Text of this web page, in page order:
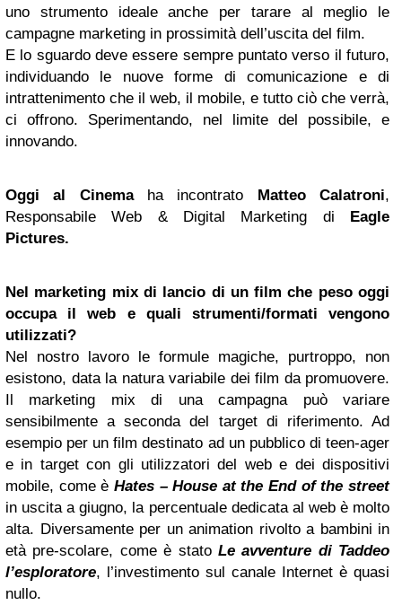
uno strumento ideale anche per tarare al meglio le
campagne marketing in prossimità dell’uscita del film.
E lo sguardo deve essere sempre puntato verso il futuro,
individuando le nuove forme di comunicazione e di
intrattenimento che il web, il mobile, e tutto ciò che verrà,
ci offrono. Sperimentando, nel limite del possibile, e
innovando.
Oggi al Cinemaha incontrato Matteo Calatroni,
Responsabile Web & Digital Marketing di Eagle
Pictures.
Nel marketing mix di lancio di un film che peso oggi
occupa il web e quali strumenti/formati vengono
utilizzati?
Nel nostro lavoro le formule magiche, purtroppo, non
esistono, data la natura variabile dei film da promuovere.
Il marketing mix di una campagna può variare
sensibilmente a seconda del target di riferimento. Ad
esempio per un film destinato ad un pubblico di teen-ager
e in target con gli utilizzatori del web e dei dispositivi
mobile, come è Hates – House at the End of the street
in uscita a giugno, la percentuale dedicata al web è molto
alta. Diversamente per un animation rivolto a bambini in
età pre-scolare, come è stato Le avventure di Taddeo
l’esploratore, l’investimento sul canale Internet è quasi
nullo.